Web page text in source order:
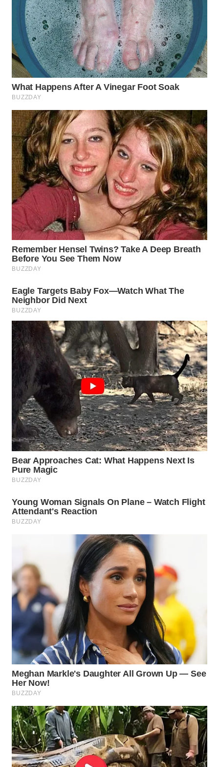
WN
TANGERANG
WN
BINJAI
WN
WN
INDRAMAYU
WN
KUNINGAN
WN
MAJALENGKA
WN
SUBANG
WN
PURWAKARTA
WN
PRIANGAN
TIMUR
WN
SEMARANG
WN
SOLO
WN
BOROBUDUR
WN
MADURA
WN
NATUNA
WN
BINTAN
WN
MANDALIKA
WN
LIKUPANG
WN
LABUANBAJO
WN
BORNEO